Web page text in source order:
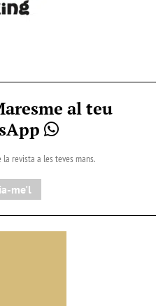
al teu
revista a les teves mans.
me'l